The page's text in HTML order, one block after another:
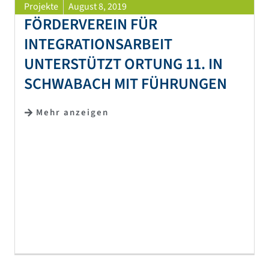
Projekte August 8, 2019
FÖRDERVEREIN FÜR
INTEGRATIONSARBEIT
UNTERSTÜTZT ORTUNG 11. IN
SCHWABACH MIT FÜHRUNGEN
Mehr anzeigen